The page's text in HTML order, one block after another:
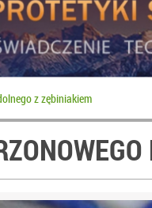
z zębiniakiem